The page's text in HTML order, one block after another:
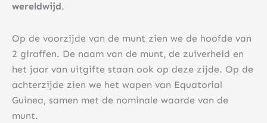
wereldwijd.
Op de voorzijde van de munt zien we de hoofde van
2 giraffen. De naam van de munt, de zuiverheid en
het jaar van uitgifte staan ​​ook op deze zijde. Op de
achterzijde zien we het wapen van Equatorial
Guinea, samen met de nominale waarde van de
munt.